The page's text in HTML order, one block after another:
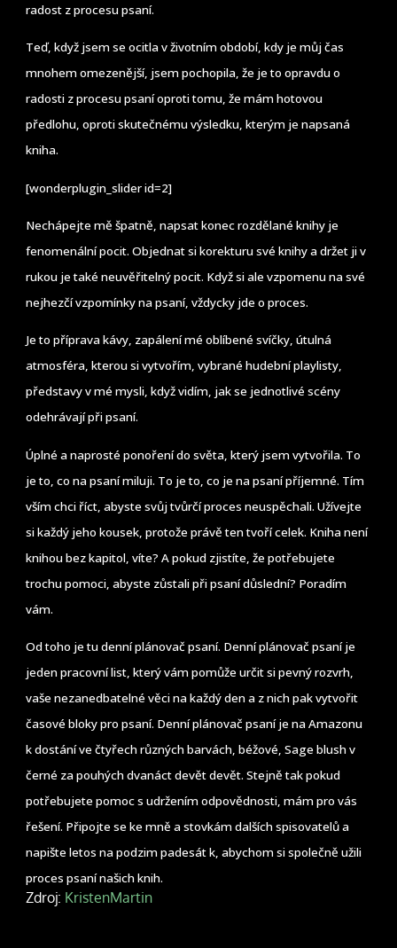
radost z procesu psaní.
Teď, když jsem se ocitla v životním období, kdy je můj čas
mnohem omezenější, jsem pochopila, že je to opravdu o
radosti z procesu psaní oproti tomu, že mám hotovou
předlohu, oproti skutečnému výsledku, kterým je napsaná
kniha.
[wonderplugin_slider id=2]
Nechápejte mě špatně, napsat konec rozdělané knihy je
fenomenální pocit. Objednat si korekturu své knihy a držet ji v
rukou je také neuvěřitelný pocit. Když si ale vzpomenu na své
nejhezčí vzpomínky na psaní, vždycky jde o proces.
Je to příprava kávy, zapálení mé oblíbené svíčky, útulná
atmosféra, kterou si vytvořím, vybrané hudební playlisty,
představy v mé mysli, když vidím, jak se jednotlivé scény
odehrávají při psaní.
Úplné a naprosté ponoření do světa, který jsem vytvořila. To
je to, co na psaní miluji. To je to, co je na psaní příjemné. Tím
vším chci říct, abyste svůj tvůrčí proces neuspěchali. Užívejte
si každý jeho kousek, protože právě ten tvoří celek. Kniha není
knihou bez kapitol, víte? A pokud zjistíte, že potřebujete
trochu pomoci, abyste zůstali při psaní důslední? Poradím
vám.
Od toho je tu denní plánovač psaní. Denní plánovač psaní je
jeden pracovní list, který vám pomůže určit si pevný rozvrh,
vaše nezanedbatelné věci na každý den a z nich pak vytvořit
časové bloky pro psaní. Denní plánovač psaní je na Amazonu
k dostání ve čtyřech různých barvách, béžové, Sage blush v
černé za pouhých dvanáct devět devět. Stejně tak pokud
potřebujete pomoc s udržením odpovědnosti, mám pro vás
řešení. Připojte se ke mně a stovkám dalších spisovatelů a
napište letos na podzim padesát k, abychom si společně užili
proces psaní našich knih.
Zdroj: KristenMartin